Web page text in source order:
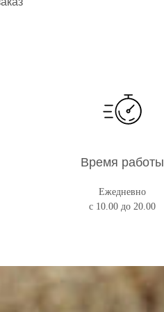
Время работы
Ежедневно
с 10.00 до 20.00